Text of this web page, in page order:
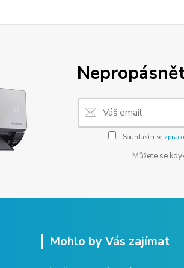
Souhlasím se
Můžete se
Mohlo by Vás zajímat